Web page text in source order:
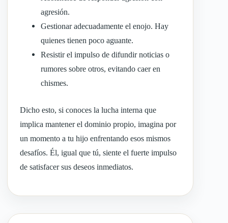
agresión.
Gestionar adecuadamente el enojo. Hay
quienes tienen poco aguante.
Resistir el impulso de difundir noticias o
rumores sobre otros, evitando caer en
chismes.
Dicho esto, si conoces la lucha interna que
implica mantener el dominio propio, imagina por
un momento a tu hijo enfrentando esos mismos
desafíos. Él, igual que tú, siente el fuerte impulso
de satisfacer sus deseos inmediatos.